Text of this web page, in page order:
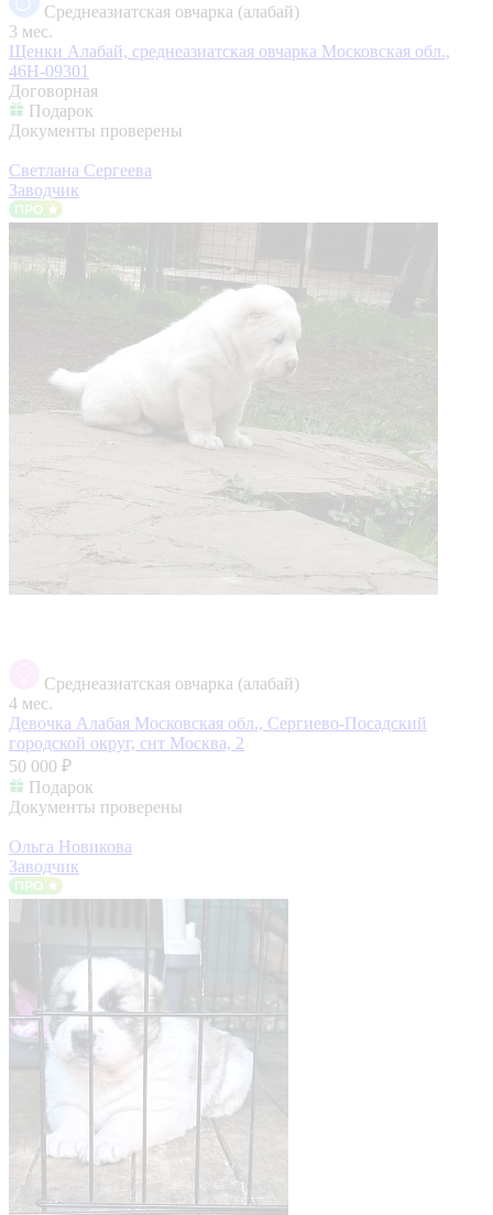
Среднеазиатская овчарка (алабай)
3 мес.
Щенки Алабай, среднеазиатская овчарка Московская обл.,
46Н-09301
Договорная
Подарок
Документы проверены
Светлана Сергеева
Заводчик
Среднеазиатская овчарка (алабай)
4 мес.
Девочка Алабая Московская обл., Сергиево-Посадский
городской округ, снт Москва, 2
50 000 ₽
Подарок
Документы проверены
Ольга Новикова
Заводчик